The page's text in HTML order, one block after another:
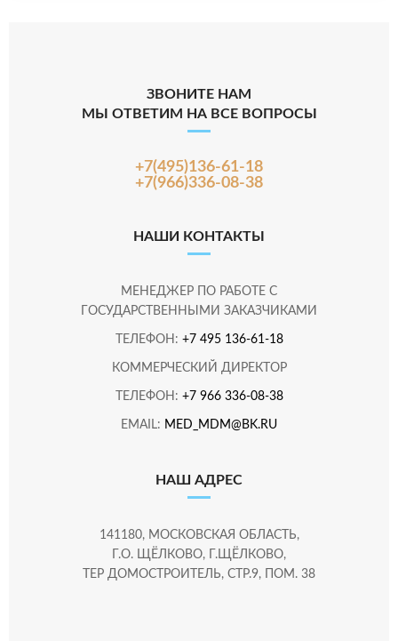
ЗВОНИТЕ НАМ
МЫ ОТВЕТИМ НА ВСЕ ВОПРОСЫ
+7(495)136-61-18
+7(966)336-08-38
НАШИ КОНТАКТЫ
МЕНЕДЖЕР ПО РАБОТЕ С
ГОСУДАРСТВЕННЫМИ ЗАКАЗЧИКАМИ
ТЕЛЕФОН: +7 495 136-61-18
КОММЕРЧЕСКИЙ ДИРЕКТОР
ТЕЛЕФОН: +7 966 336-08-38
EMAIL: MED_MDM@BK.RU
НАШ АДРЕС
141180, МОСКОВСКАЯ ОБЛАСТЬ,
Г.О. ЩЁЛКОВО, Г.ЩЁЛКОВО,
ТЕР ДОМОСТРОИТЕЛЬ, СТР.9, ПОМ. 38